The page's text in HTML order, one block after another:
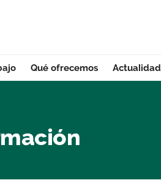
Qué ofrecemos Actualidad